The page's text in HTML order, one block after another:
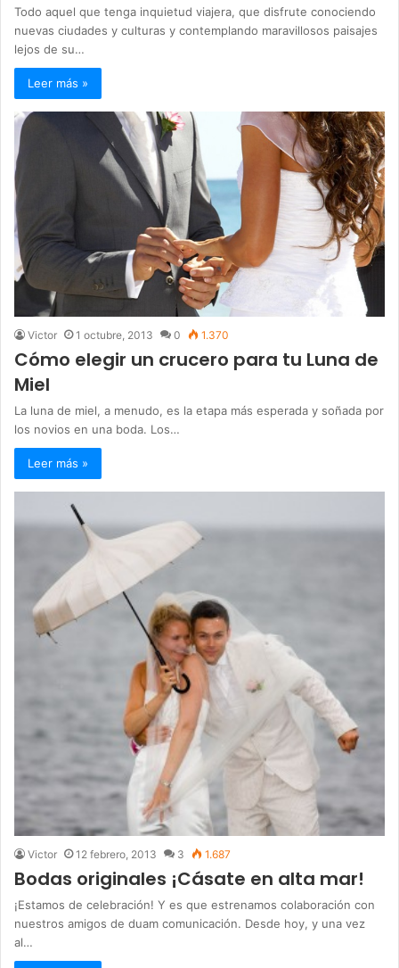
Todo aquel que tenga inquietud viajera, que disfrute conociendo
nuevas ciudades y culturas y contemplando maravillosos paisajes
lejos de su…
Leer más »
Victor 1 octubre, 2013 0 1.370
Cómo elegir un crucero para tu Luna de
Miel
La luna de miel, a menudo, es la etapa más esperada y soñada por
los novios en una boda. Los…
Leer más »
Victor 12 febrero, 2013 3 1.687
Bodas originales ¡Cásate en alta mar!
¡Estamos de celebración! Y es que estrenamos colaboración con
nuestros amigos de duam comunicación. Desde hoy, y una vez
al…